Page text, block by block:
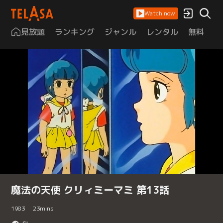
Watch now
見放題 ランキング ジャンル レンタル 無料
魔法の天使 クリィミーマミ 第13話
1983 23mins